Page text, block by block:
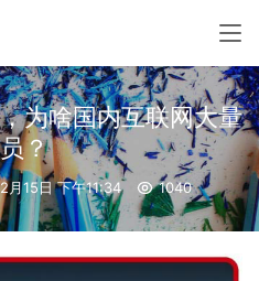
为啥国内互联网大量
？
15日 下午11:34 1040